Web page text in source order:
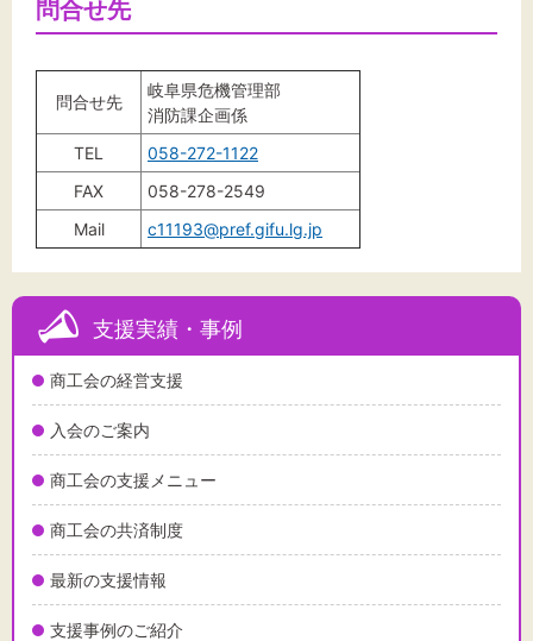
支援実績・事例
商工会の経営支援
入会のご案内
商工会の支援メニュー
商工会の共済制度
最新の支援情報
支援事例のご紹介
問合せ先
問合せ先
岐阜県危機管理部
消防課企画係
TEL
058-272-1122
FAX
058-278-2549
Mail
c11193@pref.gifu.lg.jp